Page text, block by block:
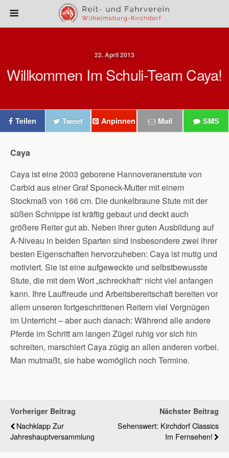
22. April 2013
Willkommen Im Schuli-Team Caya!
Teilen Tweet Anpinnen Mail SMS
Caya
Caya ist eine 2003 geborene Hannoveranerstute von
Carbid aus einer Graf Sponeck-Mutter mit einem
Stockmaß von 166 cm. Die dunkelbraune Stute mit der
süßen Schnippe ist kräftig gebaut und deckt auch
größere Reiter gut ab. Neben ihrer guten Ausbildung auf
A-Niveau in beiden Sparten sind insbesondere zwei ihrer
besten Eigenschaften hervorzuheben: Caya ist mutig und
motiviert. Sie ist eine aufgeweckte und selbstbewusste
Stute, die mit dem Wort „schreckhaft“ nicht viel anfangen
kann. Ihre Lauffreude und Arbeitsbereitschaft bereiten vor
allem unseren fortgeschrittenen Reitern viel Vergnügen
im Unterricht – aber auch danach: Während alle andere
Pferde im Schritt am langen Zügel ruhig vor sich hin
schreiten, marschiert Caya zügig an allen anderen vorbei.
Man mutmaßt, sie habe womöglich noch Termine.
Vorheriger Beitrag
Nachklapp Zur
Jahreshauptversammlung
Nächster Beitrag
Sehenswert: Kirchdorf Classics
Im Fernsehen!